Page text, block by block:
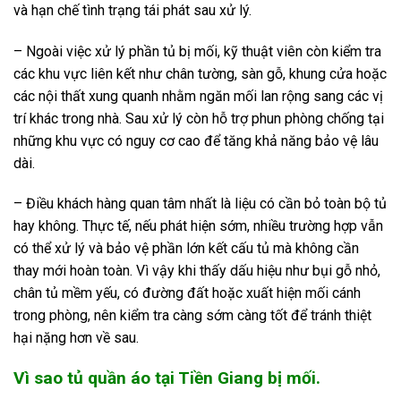
và hạn chế tình trạng tái phát sau xử lý.
– Ngoài việc xử lý phần tủ bị mối, kỹ thuật viên còn kiểm tra
các khu vực liên kết như chân tường, sàn gỗ, khung cửa hoặc
các nội thất xung quanh nhằm ngăn mối lan rộng sang các vị
trí khác trong nhà. Sau xử lý còn hỗ trợ phun phòng chống tại
những khu vực có nguy cơ cao để tăng khả năng bảo vệ lâu
dài.
– Điều khách hàng quan tâm nhất là liệu có cần bỏ toàn bộ tủ
hay không. Thực tế, nếu phát hiện sớm, nhiều trường hợp vẫn
có thể xử lý và bảo vệ phần lớn kết cấu tủ mà không cần
thay mới hoàn toàn. Vì vậy khi thấy dấu hiệu như bụi gỗ nhỏ,
chân tủ mềm yếu, có đường đất hoặc xuất hiện mối cánh
trong phòng, nên kiểm tra càng sớm càng tốt để tránh thiệt
hại nặng hơn về sau.
Vì sao tủ quần áo tại Tiền Giang bị mối.